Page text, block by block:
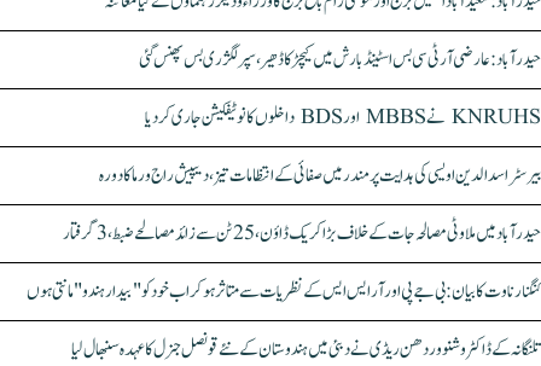
حیدرآباد: عارضی آر ٹی سی بس اسٹینڈ بارش میں کیچڑ کا ڈھیر، سپر لگژری بس پھنس گئی
KNRUHS نے MBBS اور BDS داخلوں کا نوٹیفکیشن جاری کر دیا
بیرسٹر اسدالدین اویسی کی ہدایت پر مندر میں صفائی کے انتظامات تیز، دیپیش راج ورما کا دورہ
حیدرآباد میں ملاوٹی مصالحہ جات کے خلاف بڑا کریک ڈاؤن، 25 ٹن سے زائد مصالحے ضبط، 3 گرفتار
کنگنا رناوت کا بیان: بی جے پی اور آر ایس ایس کے نظریات سے متاثر ہو کر اب خود کو "بیدار ہندو" مانتی ہوں
تلنگانہ کے ڈاکٹر وشنو وردھن ریڈی نے دبئی میں ہندوستان کے نئے قونصل جنرل کا عہدہ سنبھال لیا